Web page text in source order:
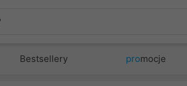
Bestsellery promocje